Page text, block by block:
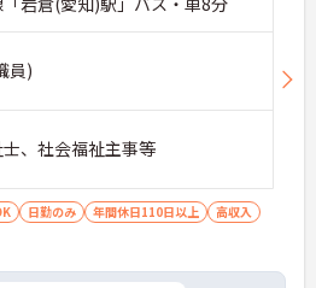
員)
、社会福祉主事等
日勤のみ 年間休日110日以上
高収入